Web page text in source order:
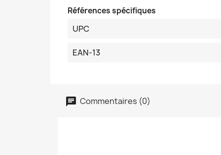
Références spécifiques
UPC
EAN-13
Commentaires (0)